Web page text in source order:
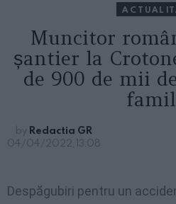
Muncitor
șantier la
de 900 de mii
by Redactia GR
04/04/2022, 13:08
Despăgubiri pentru un